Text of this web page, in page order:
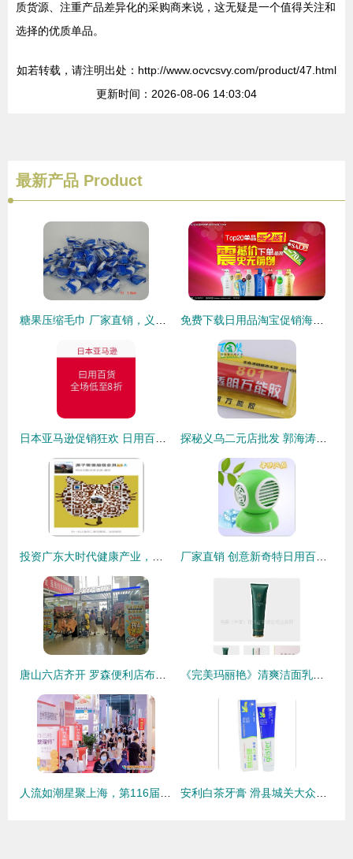
质货源、注重产品差异化的采购商来说，这无疑是一个值得关注和
选择的优质单品。
如若转载，请注明出处：http://www.ocvcsvy.com/product/47.html
更新时间：2026-08-06 14:03:04
最新产品 Product